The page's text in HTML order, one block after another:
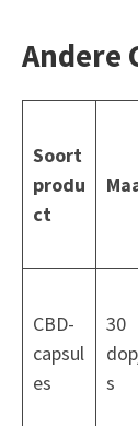
Andere
Soort
produ
ct
CBD-
capsul
es
30
s